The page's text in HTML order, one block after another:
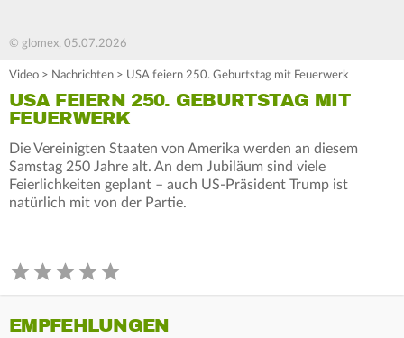
© glomex, 05.07.2026
Video > Nachrichten > USA feiern 250. Geburtstag mit Feuerwerk
USA FEIERN 250. GEBURTSTAG MIT
FEUERWERK
Die Vereinigten Staaten von Amerika werden an diesem
Samstag 250 Jahre alt. An dem Jubiläum sind viele
Feierlichkeiten geplant – auch US-Präsident Trump ist
natürlich mit von der Partie.
EMPFEHLUNGEN